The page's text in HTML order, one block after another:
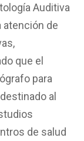
Auditiva
atención de
que el
para
al
de salud